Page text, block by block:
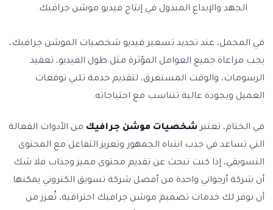
الجهد والإبداع المبذول في إنتاج فيديو موشن جرافيك.
في المجمل، عند تحديد تسعير فيديو شخصيات الموشن جرافيك،
يجب مراعاة جميع العوامل المؤثرة مثل طول الفيديو، تعقيد
الرسومات، والوقت المستغرق، لتقديم خدمة تلبي توقعات
العميل وبجودة عالية تتناسب مع احتياجاته.
في الختام، تعتبر شخصيات موشن جرافيك من الأدوات الفعالة
التي تساعد في جذب انتباه الجمهور وتعزيز التفاعل مع المحتوى
التسويقي، إذا كنت تبحث عن تقديم محتوى مميز وجذاب فلا شك
أن شركة أرجواني واحدة من أفضل شركة تسويق الكتروني يمكنها
أن توفر لك خدمات تصميم موشن جرافيك احترافية، تُعزز من